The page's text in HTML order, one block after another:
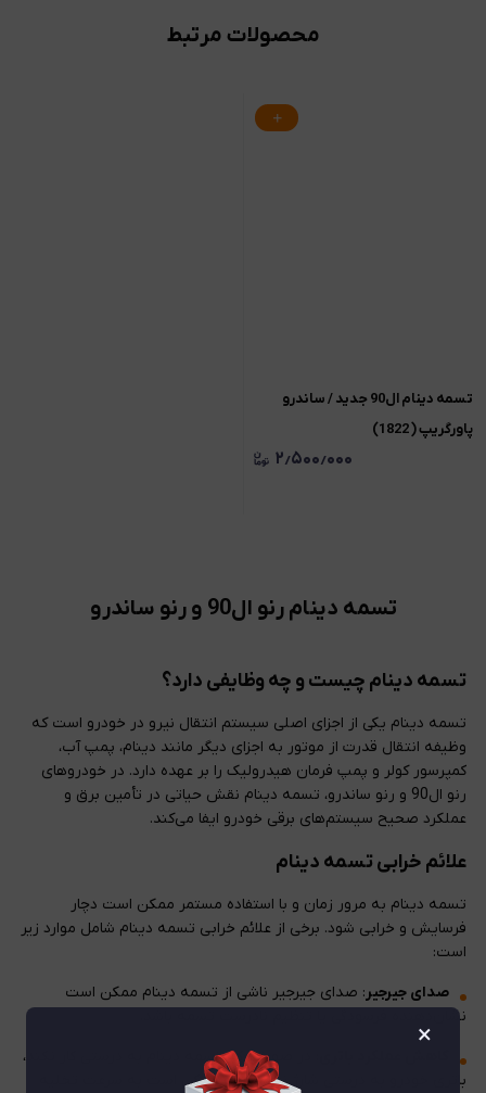
محصولات مرتبط
تسمه دینام ال90 جدید / ساندرو
پاورگریپ ( 1822)
۲٫۵۰۰٫۰۰۰
تسمه دینام رنو ال90 و رنو ساندرو
تسمه دینام چیست و چه وظایفی دارد؟
تسمه دینام یکی از اجزای اصلی سیستم انتقال نیرو در خودرو است که
وظیفه انتقال قدرت از موتور به اجزای دیگر مانند دینام، پمپ آب،
کمپرسور کولر و پمپ فرمان هیدرولیک را بر عهده دارد. در خودروهای
رنو ال90 و رنو ساندرو، تسمه دینام نقش حیاتی در تأمین برق و
عملکرد صحیح سیستم‌های برقی خودرو ایفا می‌کند.
علائم خرابی تسمه دینام
تسمه دینام به مرور زمان و با استفاده مستمر ممکن است دچار
فرسایش و خرابی شود. برخی از علائم خرابی تسمه دینام شامل موارد زیر
است:
صدای جیرجیر : صدای جیرجیر ناشی از تسمه دینام ممکن است
نشان‌دهنده فرسودگی یا تنظیم نادرست تسمه باشد.
: در صورتی که تسمه دینام به درستی کار نکند،
باتری خودرو به درستی شارژ نمی‌شود و ممکن است به سرعت تخلیه
×